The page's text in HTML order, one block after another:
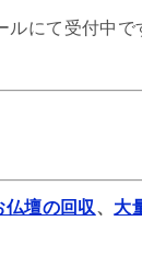
ルにて受付中で
仏壇の回収、 大